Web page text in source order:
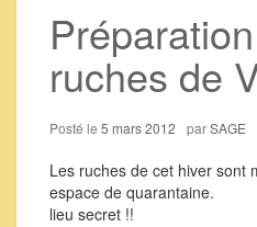
ruches de
Posté le 5 mars 2012 parSAGE
Les ruches de cet hiver sont
espace de quarantaine.
lieu secret !!